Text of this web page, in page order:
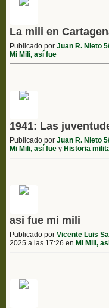
La mili en
Publicado porJuan R. Nieto
Mi Mili, así fue
1941: Las
Publicado porJuan R. Nieto
Mi Mili, así fue y Historia
asi fue mi mili
Publicado porVicente Luis
2025 a las 17:26 en Mi Mili,